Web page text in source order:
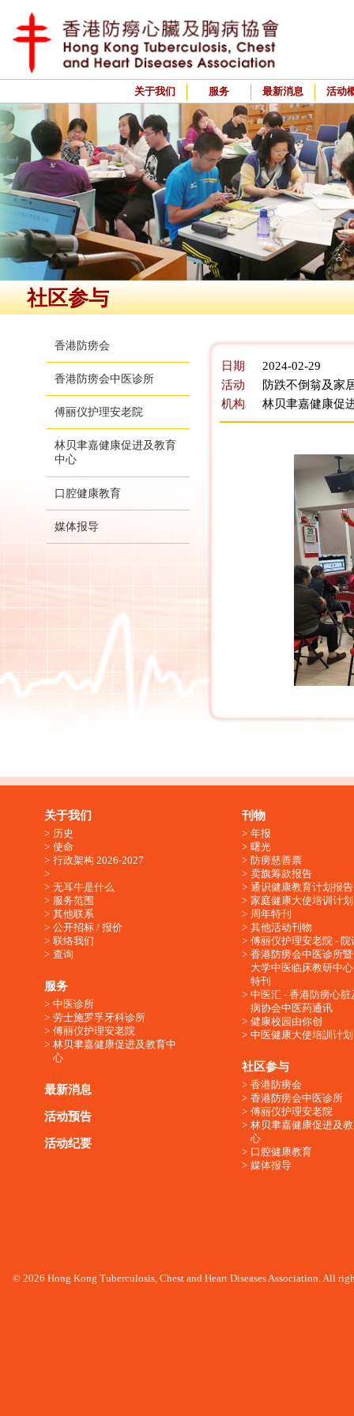
关于我们 服务 最新消息 活动
社区参与
香港防痨会
香港防痨会中医诊所
傅丽仪护理安老院
林贝聿嘉健康促进及教育
中心
口腔健康教育
媒体报导
日期
2024-02-29
活动
防跌不倒翁及家
机构
林贝聿嘉健康促
关于我们
历史
使命
行政架构 2026-2027
无耳牛是什么
服务范围
其他联系
公开招标 / 报价
联络我们
查询
服务
中医诊所
劳士施罗孚牙科诊所
傅丽仪护理安老院
林贝聿嘉健康促进及教育中
心
最新消息
活动预告
活动纪要
刊物
年报
曙光
防痨慈善票
卖旗筹款报告
通识健康教育计划报告
家庭健康大使培训计划
周年特刊
其他活动刊物
傅丽仪护理安老院 - 院
香港防痨会中医诊所
大学中医临床教研中
特刊
中医汇 - 香港防痨心脏
病协会中医药通讯
健康校园由你创
中医健康大使培訓计划
社区参与
香港防痨会
香港防痨会中医诊所
傅丽仪护理安老院
林贝聿嘉健康促进及
心
口腔健康教育
媒体报导
© 2026 Hong Kong Tuberculosis, Chest and Heart Diseases Association. All